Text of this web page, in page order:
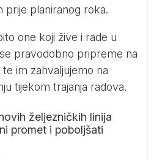
planiranog roka.
one koji žive i rade u
pravodobno pripreme na
im zahvaljujemo na
tijekom trajanja radova.
željezničkih linija
promet i poboljšati